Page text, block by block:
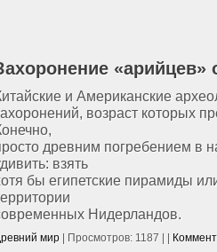
«арийцев»
и Американские
возраст которых
древним погребением в
взять
бы египетские пирамиды
Нидерландов.
мир | Просмотров: 1187 | |